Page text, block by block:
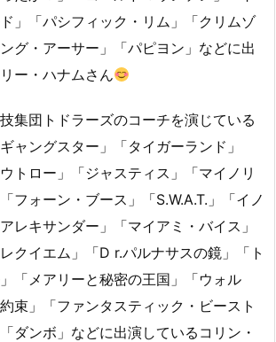
」「パシフィック・リム」「クリムゾ
グ・アーサー」「パピヨン」などに出
ー・ハナムさん
集団トドラーズのコーチを演じている
ャングスター」「タイガーランド」
トロー」「ジャスティス」「マイノリ
フォーン・ブース」「S.W.A.T.」「イノ
レキサンダー」「マイアミ・バイス」
クイエム」「D r.パルナサスの鏡」「ト
「メアリーと秘密の王国」「ウォル
束」「ファンタスティック・ビースト
ダンボ」などに出演しているコリン・